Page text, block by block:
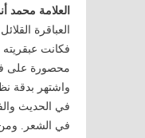
العلامة محمد
العباقرة
فكانت
محصورة على
واشتهر بدقة
في الحديث
في الشعر.